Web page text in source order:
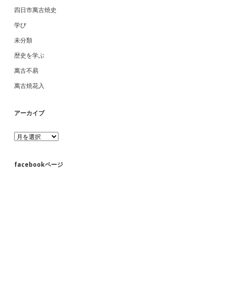
四日市萬古焼史
学び
未分類
歴史を学ぶ
萬古不易
萬古焼花入
アーカイブ
ア
ー
イ
facebookページ